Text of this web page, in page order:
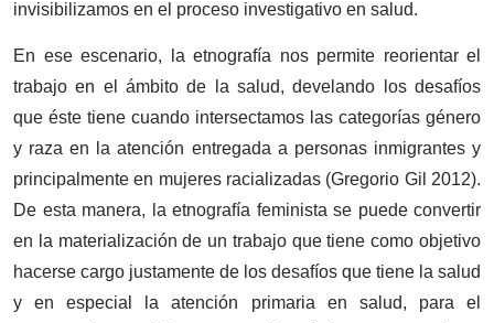
invisibilizamos en el proceso investigativo en salud.
En ese escenario, la etnografía nos permite reorientar el
trabajo en el ámbito de la salud, develando los desafíos
que éste tiene cuando intersectamos las categorías género
y raza en la atención entregada a personas inmigrantes y
principalmente en mujeres racializadas (Gregorio Gil 2012).
De esta manera, la etnografía feminista se puede convertir
en la materialización de un trabajo que tiene como objetivo
hacerse cargo justamente de los desafíos que tiene la salud
y en especial la atención primaria en salud, para el